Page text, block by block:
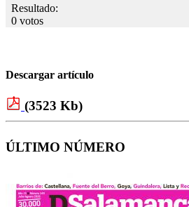
Resultado:
0 votos
Descargar artículo
(3523 Kb)
ÚLTIMO NÚMERO